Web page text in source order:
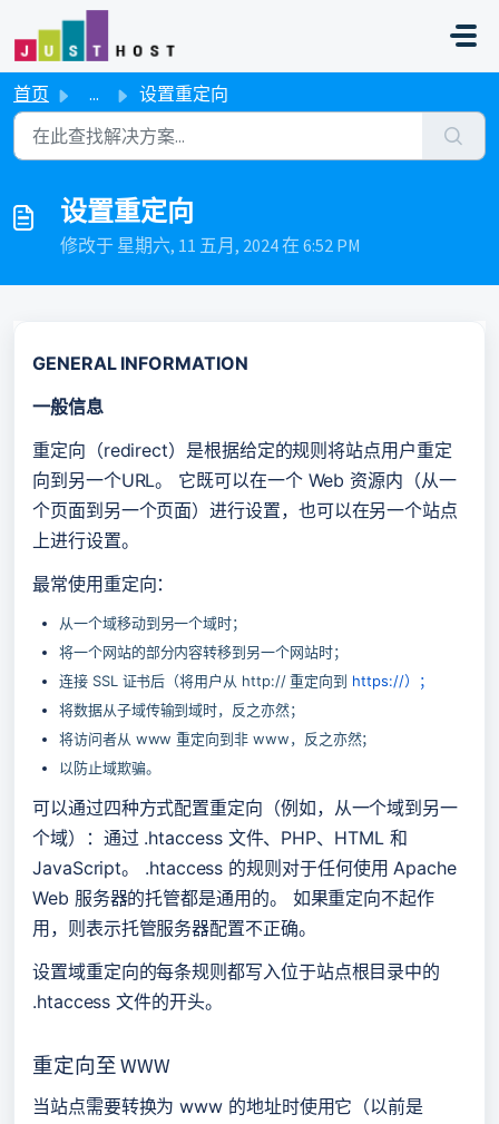
跳过至主要内容
首页 ... 设置重定向
设置重定向
修改于 星期六, 11 五月, 2024 在 6:52 PM
GENERAL INFORMATION
一般信息
重定向（redirect）是根据给定的规则将站点用户重定
向到另一个URL。 它既可以在一个 Web 资源内（从一
个页面到另一个页面）进行设置，也可以在另一个站点
上进行设置。
最常使用重定向：
从一个域移动到另一个域时；
将一个网站的部分内容转移到另一个网站时；
连接 SSL 证书后（将用户从 http:// 重定向到 https://）；
将数据从子域传输到域时，反之亦然；
将访问者从 www 重定向到非 www，反之亦然；
以防止域欺骗。
可以通过四种方式配置重定向（例如，从一个域到另一
个域）：通过 .htaccess 文件、PHP、HTML 和
JavaScript。 .htaccess 的规则对于任何使用 Apache
Web 服务器的托管都是通用的。 如果重定向不起作
用，则表示托管服务器配置不正确。
设置域重定向的每条规则都写入位于站点根目录中的
.htaccess 文件的开头。
重定向至 WWW